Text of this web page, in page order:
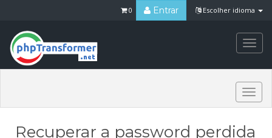
Escolher idioma
Entrar
0
Recuperar a password perdida